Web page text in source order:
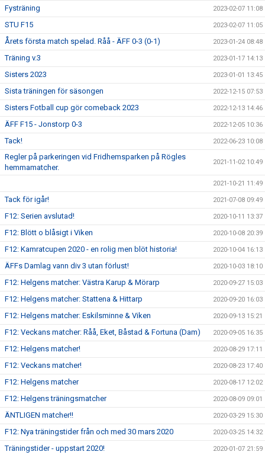
Fysträning 2023-02-07 11:08
STU F15 2023-02-07 11:05
Årets första match spelad. Råå - ÄFF 0-3 (0-1) 2023-01-24 08:48
Träning v.3 2023-01-17 14:13
Sisters 2023 2023-01-01 13:45
Sista träningen för säsongen 2022-12-15 07:53
Sisters Fotball cup gör comeback 2023 2022-12-13 14:46
ÄFF F15 - Jonstorp 0-3 2022-12-05 10:36
Tack! 2022-06-23 10:08
Regler på parkeringen vid Fridhemsparken på Rögles
hemmamatcher.
2021-11-02 10:49
2021-10-21 11:49
Tack för igår! 2021-07-08 09:49
F12: Serien avslutad! 2020-10-11 13:37
F12: Blött o blåsigt i Viken 2020-10-08 20:39
F12: Kamratcupen 2020 - en rolig men blöt historia! 2020-10-04 16:13
ÄFFs Damlag vann div 3 utan förlust! 2020-10-03 18:10
F12: Helgens matcher: Västra Karup & Mörarp 2020-09-27 15:03
F12: Helgens matcher: Stattena & Hittarp 2020-09-20 16:03
F12: Helgens matcher: Eskilsminne & Viken 2020-09-13 15:21
F12: Veckans matcher: Råå, Eket, Båstad & Fortuna (Dam) 2020-09-05 16:35
F12: Helgens matcher! 2020-08-29 17:11
F12: Veckans matcher! 2020-08-23 17:40
F12: Helgens matcher 2020-08-17 12:02
F12: Helgens träningsmatcher 2020-08-09 09:01
ÄNTLIGEN matcher!! 2020-03-29 15:30
F12: Nya träningstider från och med 30 mars 2020 2020-03-25 14:32
Träningstider - uppstart 2020! 2020-01-07 21:59